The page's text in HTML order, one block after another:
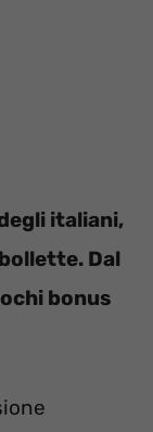
italiani,
Dal
bonus